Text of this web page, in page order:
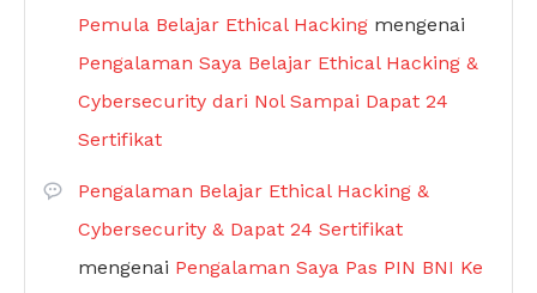
Pemula Belajar Ethical Hacking mengenai
Pengalaman Saya Belajar Ethical Hacking &
Cybersecurity dari Nol Sampai Dapat 24
Sertifikat
Pengalaman Belajar Ethical Hacking &
Cybersecurity & Dapat 24 Sertifikat
mengenai Pengalaman Saya Pas PIN BNI Ke